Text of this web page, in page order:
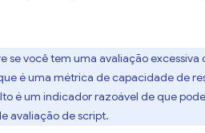
se você tem uma avaliação
é uma métrica de capacidade de
é um indicador razoável de que
avaliação de script.